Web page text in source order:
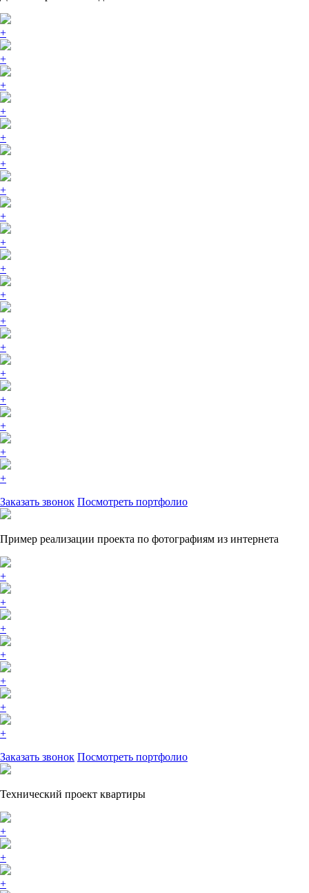
+
+
+
+
+
+
+
+
+
+
+
+
+
+
+
+
+
+
Заказать звонок Посмотреть портфолио
Пример реализации проекта по фотографиям из интернета
+
+
+
+
+
+
+
Заказать звонок Посмотреть портфолио
Технический проект квартиры
+
+
+